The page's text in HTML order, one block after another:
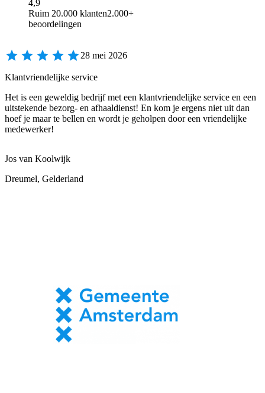
4,9
Ruim 20.000 klanten2.000+
beoordelingen
28 mei 2026
Klantvriendelijke service
Het is een geweldig bedrijf met een klantvriendelijke service en een
uitstekende bezorg- en afhaaldienst! En kom je ergens niet uit dan
hoef je maar te bellen en wordt je geholpen door een vriendelijke
medewerker!
Jos van Koolwijk
Dreumel, Gelderland